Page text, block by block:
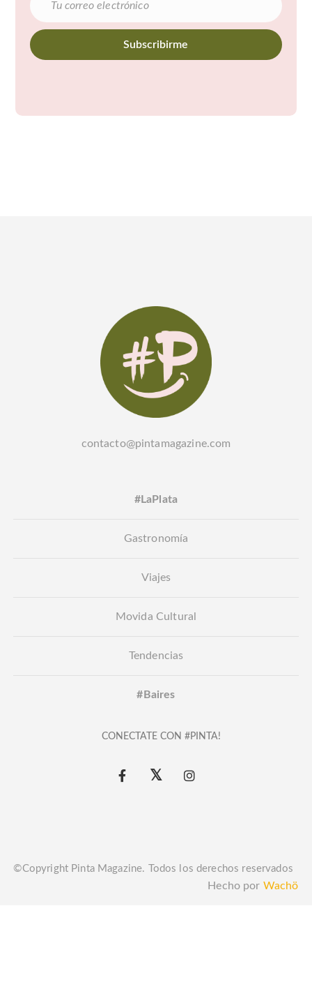
contacto@pintamagazine.com
#LaPlata
Gastronomía
Viajes
Movida Cultural
Tendencias
#Baires
CONECTATE CON #PINTA!
©Copyright Pinta Magazine. Todos los derechos reservados
Hecho por Wachö